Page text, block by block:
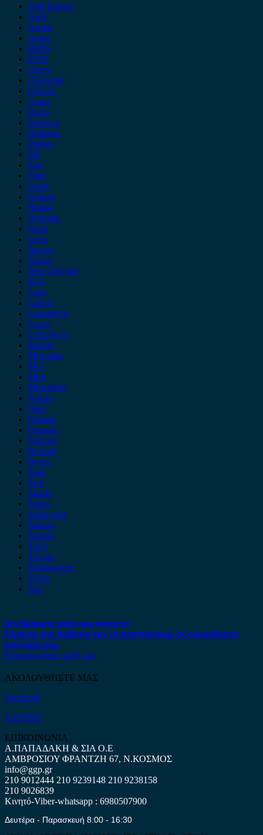
Alfa Romeo
Audi
Austin
Acura
BMW
BYD
Chery
Chevrolet
Citroen
Cupra
Dacia
Daewoo
Daihatsu
Dodge
DS
Fiat
Ford
Geely
Gonow
Honda
Hyundai
Isuzu
iveco
Jaecoo
Jaguar
Jeep Chrysler
KIA
Lada
Lancia
Leapmotor
Lexus
Lynk & co
Mazda
Mercedes
MG
Mini
Mitsubishi
Nissan
Opel
Omoda
Peugeot
Porsche
Renault
Rover
Saab
Seat
Skoda
Smart
ssangyong
Subaru
Suzuki
Tesla
Toyota
Volkswagen
Volvo
Xev
Δεν βρήκατε αυτό που ψάχνετε;
Είμαστε στη διάθεση σας να απαντήσουμε σε οποιαδήποτε
ερώτηση σας.
Επικοινωνήστε μαζί μας
ΑΚΟΛΟΥΘΗΣΤΕ ΜΑΣ
Facebook
ΧΑΡΤΗΣ
ΕΠΙΚΟΙΝΩΝΙΑ
Α.ΠΑΠΑΔΑΚΗ & ΣΙΑ Ο.Ε
ΑΜΒΡΟΣΙΟΥ ΦΡΑΝΤΖΗ 67, Ν.ΚΟΣΜΟΣ
info@ggp.gr
210 9012444 210 9239148 210 9238158
210 9026839
Κινητό-Viber-whatsapp : 6980507900
Δευτέρα - Παρασκευή 8:00 - 16:30